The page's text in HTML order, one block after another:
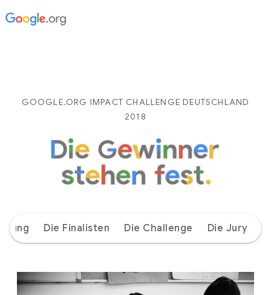
GOOGLE.ORG IMPACT CHALLENGE DEUTSCHLAND
2018
Die Finalisten Die Challenge Die Jury